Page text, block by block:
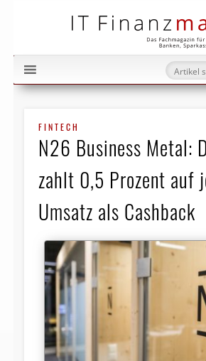
FINTECH
N26 Business Metal:
zahlt 0,5 Prozent auf
Umsatz als Cashback